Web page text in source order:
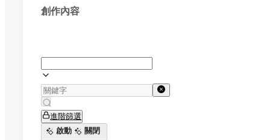
創作內容
進階篩選
啟動
關閉